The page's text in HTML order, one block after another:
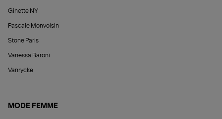
Ginette NY
Pascale Monvoisin
Stone Paris
Vanessa Baroni
Vanrycke
MODE FEMME